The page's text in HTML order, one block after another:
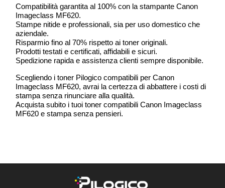
Compatibilità garantita al 100% con la stampante Canon
Imageclass MF620.
Stampe nitide e professionali, sia per uso domestico che
aziendale.
Risparmio fino al 70% rispetto ai toner originali.
Prodotti testati e certificati, affidabili e sicuri.
Spedizione rapida e assistenza clienti sempre disponibile.
Scegliendo i toner Pilogico compatibili per Canon
Imageclass MF620, avrai la certezza di abbattere i costi di
stampa senza rinunciare alla qualità.
Acquista subito i tuoi toner compatibili Canon Imageclass
MF620 e stampa senza pensieri.